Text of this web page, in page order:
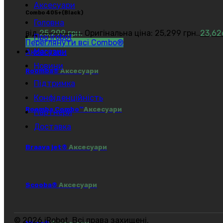
Сombo 405+(Black)
від25,299грн. Оригінальна ціна: 25,299 грн..
Переглянути всі Combo®
Аксесуари
Roomba®Аксесуари
Roomba Combo™Аксесуари
Braava jet® Аксесуари
Scooba® Аксесуари
Аксесуари
Головна
Про irobot
Магазин
Новини
Підтримка
Конфіденційність
Партнери
Доставка
© 2026 iRobot. Всі права захищені.